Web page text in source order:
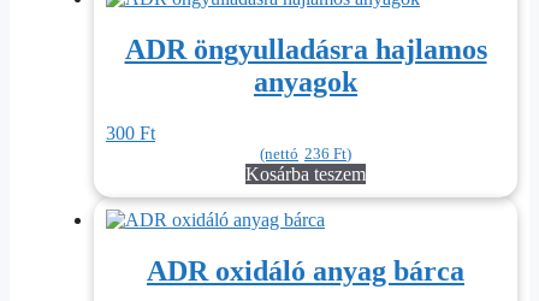
ADR öngyulladásra hajlamos
anyagok
300 Ft
(nettó 236 Ft)
Kosárba teszem
ADR oxidáló anyag bárca